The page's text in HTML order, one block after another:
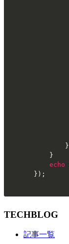
echo
});
TECHBLOG
記事一覧